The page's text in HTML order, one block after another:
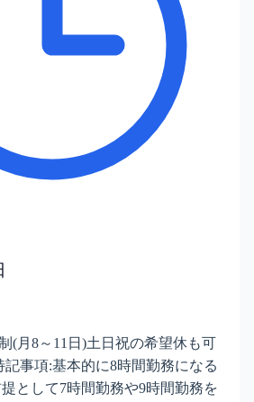
(月8～11日)土日祝の希望休も可
事項:基本的に8時間勤務になる
として7時間勤務や9時間勤務を